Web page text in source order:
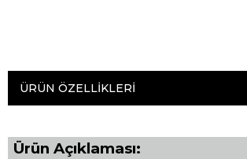
ÜRÜN ÖZELLIKLERI
Ürün Açıklaması: